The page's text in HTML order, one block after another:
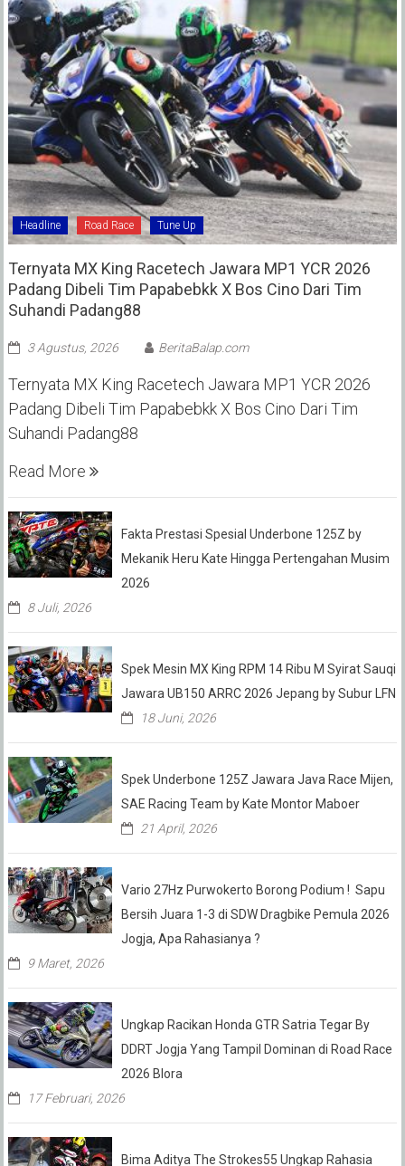
Headline Road Race Tune Up
Ternyata MX King Racetech Jawara MP1 YCR 2026
Padang Dibeli Tim Papabebkk X Bos Cino Dari Tim
Suhandi Padang88
3 Agustus, 2026 BeritaBalap.com
Ternyata MX King Racetech Jawara MP1 YCR 2026
Padang Dibeli Tim Papabebkk X Bos Cino Dari Tim
Suhandi Padang88
Read More
Fakta Prestasi Spesial Underbone 125Z by
Mekanik Heru Kate Hingga Pertengahan Musim
2026
8 Juli, 2026
Spek Mesin MX King RPM 14 Ribu M Syirat Sauqi
Jawara UB150 ARRC 2026 Jepang by Subur LFN
18 Juni, 2026
Spek Underbone 125Z Jawara Java Race Mijen,
SAE Racing Team by Kate Montor Maboer
21 April, 2026
Vario 27Hz Purwokerto Borong Podium ! Sapu
Bersih Juara 1-3 di SDW Dragbike Pemula 2026
Jogja, Apa Rahasianya ?
9 Maret, 2026
Ungkap Racikan Honda GTR Satria Tegar By
DDRT Jogja Yang Tampil Dominan di Road Race
2026 Blora
17 Februari, 2026
Bima Aditya The Strokes55 Ungkap Rahasia